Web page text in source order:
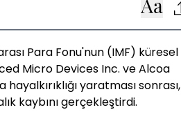
Para Fonu'nun (IMF) küresel
Micro Devices Inc. ve Alcoa
yaratması sonrası,
kaybını gerçekleştirdi.